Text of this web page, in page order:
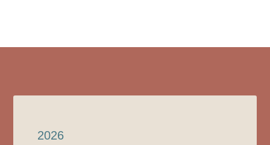
2026